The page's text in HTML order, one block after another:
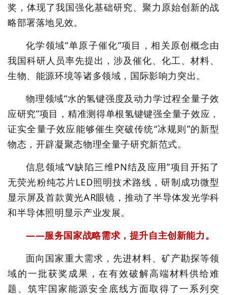
奖，体现了我国强化基础研究、聚力原始创新的战
略部署落地见效。
化学领域“单原子催化”项目，相关原创概念由
我国科研人员率先提出，涉及催化、化工、材料、
生物、能源环境等诸多领域，国际影响力突出。
物理领域“水的氢键强度及动力学过程全量子效
应研究”项目，精准测得单根氢键键强全量子效应，
证实全量子效应能够催生突破传统“冰规则”的新型
物态，开辟凝聚态物理全量子研究新范式。
信息领域“V缺陷三维PN结及应用”项目开拓了
无荧光粉纯芯片LED照明技术路线，研制成功微型
显示屏及首款黄光AR眼镜，推动了半导体发光学科
和半导体照明显示产业发展。
——服务国家战略需求，提升自主创新能力。
面向国家重大需求，先进材料、矿产勘探等领
域的一批获奖成果，在有效破解高端材料供给难
题、筑牢国家能源安全底线方面取得了一系列突